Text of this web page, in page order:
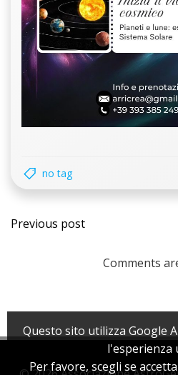
no tag
Navigazione
articoli
Previous post
Comments
Questo sito utilizza Google
l'esperienza
Per favore, scegli se